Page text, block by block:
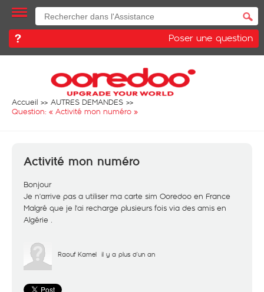
Poser une question
Accueil
AUTRES DEMANDES
Question: « Activité mon numéro »
Activité mon numéro
Bonjour
Je n'arrive pas a utiliser ma carte sim Ooredoo en France
Malgré que je l'ai recharge plusieurs fois via des amis en
Algérie .
Raouf Kamel il y a plus d'un an